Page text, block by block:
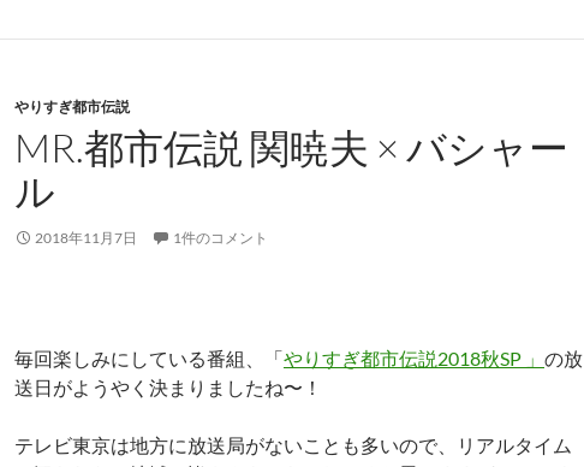
やりすぎ都市伝説
MR.都市伝説 関暁夫 × バシャー
ル
2018年11月7日 1件のコメント
毎回楽しみにしている番組、「やりすぎ都市伝説2018秋SP 」 の放
送日がようやく決まりましたね〜！
テレビ東京は地方に放送局がないことも多いので、リアルタイム